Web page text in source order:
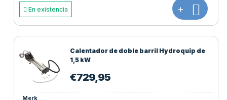
En existencia +
Calentador de doble barril Hydroquip de
1,5 kW
€729,95
Merk